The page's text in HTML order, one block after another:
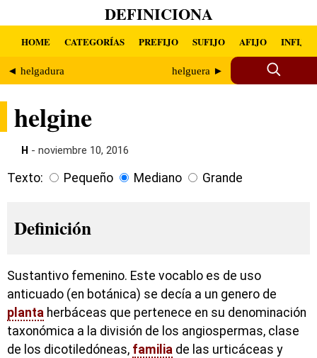
DEFINICIONA
HOME CATEGORÍAS PREFIJO SUFIJO AFIJO INFIJO
◄ helgadura helguera ►
helgine
H - noviembre 10, 2016
Texto: Pequeño Mediano Grande
Definición
Sustantivo femenino. Este vocablo es de uso
anticuado (en botánica) se decía a un genero de
planta herbáceas que pertenece en su denominación
taxonómica a la división de los angiospermas, clase
de los dicotiledóneas, familia de las urticáceas y